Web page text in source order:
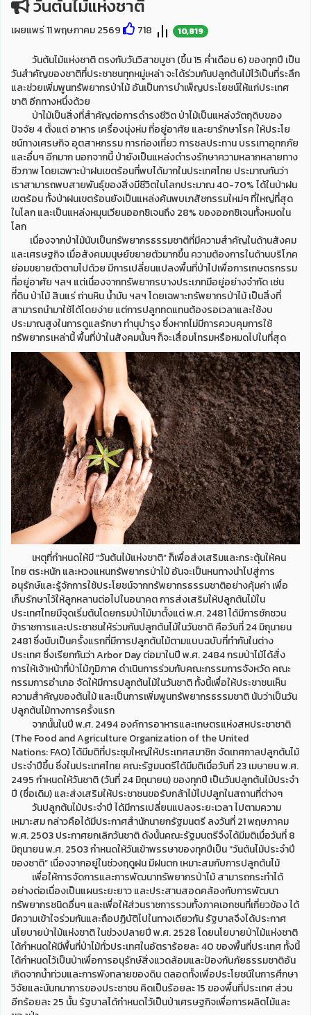
วันต้นไม้แห่งชาติ
เผยแพร่ 11 พฤษภาคม 2569 718 10,819
วันต้นไม้แห่งชาติ ตรงกับวันวิสาขบูชา (ขึ้น 15 ค่ำเดือน 6) ของทุกปี เป็น
วันสำคัญของชาติที่ประชาชนทุกหมู่เหล่า จะได้ร่วมกันปลูกต้นไม้ไว้เป็นที่ระลึก
และช่วยเพิ่มพูนทรัพยากรป่าไม้ อันเป็นการบำเพ็ญประโยชน์ให้แก่ประเทศ
ชาติ อีกทางหนึ่งด้วย
ป่าไม้เป็นสิ่งที่สำคัญต่อการดำรงชีวิต ป่าไม้เป็นแหล่งวัตถุดิบของ
ปัจจัย 4 ตั้งแต่ อาหาร เครื่องนุ่งห่ม ที่อยู่อาศัย และยารักษาโรค ให้ประโย
ชน์ทางเศรษกิจ อุตสาหกรรม การท่องเที่ยว การชลประทาน บรรเทาอุทกภัย
และอื่นๆ อีกมาก นอกจากนี้ ป่ายังเป็นแหล่งดำรงรักษาความหลากหลายทาง
ชีวภาพ โดยเฉพาะป่าฝนเขตร้อนที่พบได้มากในประเทศไทย ประมาณกันว่า
เราสามารถพบสายพันธุ์ของสิ่งมีชีวิตในโลกประมาณ 40-70% ได้ในป่าฝน
เขตร้อน ทั้งป่าฝนเขตร้อนยังเป็นแหล่งค้นพบเภสัชกรรมใหม่ๆ ที่ใหญ่ที่สุด
ในโลก และเป็นแหล่งหมุนเวียนออกซิเจนถึง 28% ของออกซิเจนทั้งหมดใน
โลก
เนื่องจากป่าไม้นับเป็นทรัพยากรธรรมชาติที่มีความสำคัญในด้านสังคม
และเศรษฐกิจ เมื่อสังคมมนุษย์ขยายตัวมากขึ้น ความต้องการในด้านบริโภค
ย่อมขยายตัวตามไปด้วย มีการเปลี่ยนแปลงพื้นที่ป่าไปเพื่อการเกษตรกรรม
ที่อยู่อาศัย ฯลฯ แต่เนื่องจากทรัพยากรบางประเภทมีอยู่อย่างจำกัด เช่น
ที่ดิน ป่าไม้ สินแร่ ถ่านหิน น้ำมัน ฯลฯ โดยเฉพาะทรัพยากรป่าไม้ เป็นสิ่งที่
สามารถนำมาใช้ได้โดยง่าย แต่การปลูกทดแทนต้องรอเวลาและใช้งบ
ประมาณสูงในการดูแลรักษา ทำนุบำรุง ซึ่งหากไม่มีการควบคุมการใช้
ทรัพยากรเหล่านี้ พื้นที่ป่าในสังคมนั้นๆ ก็จะเสื่อมโทรมหรือหมดไปในที่สุด
เหตุที่กำหนดให้มี “วันต้นไม้แห่งชาติ” ก็เพื่อส่งเสริมและกระตุ้นให้คน
ไทย ตระหนัก และหวงแหนทรัพยากรป่าไม้ อันจะเป็นหนทางนำไปสู่การ
อนุรักษ์และรู้จักการใช้ประโยชน์จากทรัพยากรธรรมชาติอย่างคุ้มค่า เพื่อ
เก็บรักษาไว้ให้ลูกหลานต่อไปในอนาคต การส่งเสริมให้ปลูกต้นไม้ใน
ประเทศไทยมีจุดเริ่มต้นโดยกรมป่าไม้มาตั้งแต่ พ.ศ. 2481 ได้มีการชักชวน
ข้าราชการและประชาชนให้ร่วมกันปลูกต้นไม้ในวันชาติ คือวันที่ 24 มิถุนายน
2481 ซึ่งนับเป็นครั้งแรกที่มีการปลูกต้นไม้ตามแบบฉบับที่ทำกันในต่าง
ประเทศ ซึ่งเรียกกันว่า Arbor Day ต่อมาในปี พ.ศ. 2484 กรมป่าไม้ได้สั่ง
การให้เจ้าหน้าที่ป่าไม้ภูมิภาค ดำเนินการร่วมกับคณะกรรมการจังหวัด คณะ
กรรมการอำเภอ จัดให้มีการปลูกต้นไม้ในวันชาติ ทั้งนี้เพื่อให้ประชาชนเห็น
ความสำคัญของต้นไม้ และเป็นการเพิ่มพูนทรัพยากรธรรมชาติ นับว่าเป็นวัน
ปลูกต้นไม้ทางการครั้งแรก
จากนั้นในปี พ.ศ. 2494 องค์การอาหารและเกษตรแห่งสหประชาชาติ
(The Food and Agriculture Organization of the United
Nations: FAO) ได้มีมติที่ประชุมใหญ่ให้ประเทศสมาชิก จัดเทศกาลปลูกต้นไม้
ประจำปีขึ้น ซึ่งในประเทศไทย คณะรัฐมนตรีได้มีมติเมื่อวันที่ 23 เมษายน พ.ศ.
2495 กำหนดให้วันชาติ (วันที่ 24 มิถุนายน) ของทุกปี เป็นวันปลูกต้นไม้ประจำ
ปี (ชื่อเดิม) และส่งเสริมให้ประชาชนขอรับกล้าไม้ไปปลูกในสถานที่ต่างๆ
วันปลูกต้นไม้ประจำปี ได้มีการเปลี่ยนแปลงระยะเวลา ไปตามความ
เหมาะสม กล่าวคือได้มีประกาศสำนักนายกรัฐมนตรี ลงวันที่ 21 พฤษภาคม
พ.ศ. 2503 ประกาศยกเลิกวันชาติ ดังนั้นคณะรัฐมนตรีจึงได้มีมติเมื่อวันที่ 8
มิถุนายน พ.ศ. 2503 กำหนดให้วันเข้าพรรษาของทุกปีเป็น “วันต้นไม้ประจำปี
ของชาติ” เนื่องจากอยู่ในช่วงฤดูฝน มีฝนตก เหมาะสมกับการปลูกต้นไม้
เพื่อให้การจัดการและการพัฒนาทรัพยากรป่าไม้ สามารถกระทำได้
อย่างต่อเนื่องเป็นแผนระยะยาว และประสานสอดคล้องกับการพัฒนา
ทรัพยากรชนิดอื่นๆ และเพื่อให้ส่วนราชการรวมทั้งภาคเอกชนที่เกี่ยวข้อง ได้
มีความเข้าใจร่วมกันและถือปฏิบัติไปในทางเดียวกัน รัฐบาลจึงได้ประกาศ
นโยบายป่าไม้แห่งชาติ ในช่วงปลายปี พ.ศ. 2528 โดยนโยบายป่าไม้แห่งชาติ
ได้กำหนดให้มีพื้นที่ป่าไม้ทั่วประเทศในอัตราร้อยละ 40 ของพื้นที่ประเทศ ทั้งนี้
ได้กำหนดไว้เป็นป่าเพื่อการอนุรักษ์สิ่งแวดล้อมและป้องกันภัยธรรมชาติอัน
เกิดจากน้ำท่วมและการพังทลายของดิน ตลอดทั้งเพื่อประโยชน์ในการศึกษา
วิจัยและนันทนาการของประชาชน คิดเป็นร้อยละ 15 ของพื้นที่ประเทศ ส่วน
อีกร้อยละ 25 นั้น รัฐบาลได้กำหนดไว้เป็นป่าเศรษฐกิจเพื่อการผลิตไม้และ